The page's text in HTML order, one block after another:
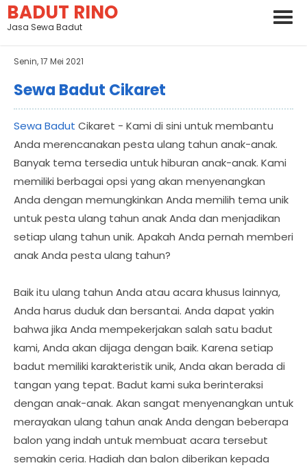
BADUT RINO
Jasa Sewa Badut
Senin, 17 Mei 2021
Sewa Badut Cikaret
Sewa Badut Cikaret - Kami di sini untuk membantu
Anda merencanakan pesta ulang tahun anak-anak.
Banyak tema tersedia untuk hiburan anak-anak. Kami
memiliki berbagai opsi yang akan menyenangkan
Anda dengan memungkinkan Anda memilih tema unik
untuk pesta ulang tahun anak Anda dan menjadikan
setiap ulang tahun unik. Apakah Anda pernah memberi
anak Anda pesta ulang tahun?
Baik itu ulang tahun Anda atau acara khusus lainnya,
Anda harus duduk dan bersantai. Anda dapat yakin
bahwa jika Anda mempekerjakan salah satu badut
kami, Anda akan dijaga dengan baik. Karena setiap
badut memiliki karakteristik unik, Anda akan berada di
tangan yang tepat. Badut kami suka berinteraksi
dengan anak-anak. Akan sangat menyenangkan untuk
merayakan ulang tahun anak Anda dengan beberapa
balon yang indah untuk membuat acara tersebut
semakin ceria. Hadiah dan balon diberikan kepada